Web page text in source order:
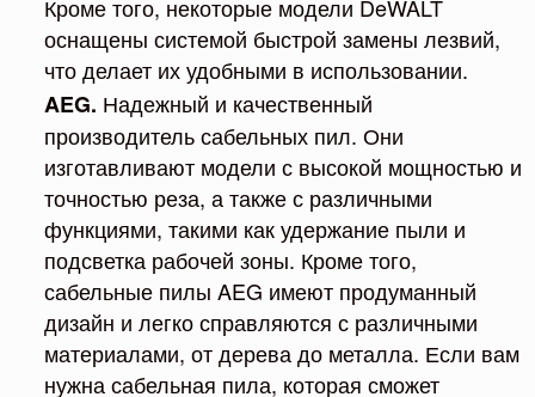
Кроме того, некоторые модели DeWALT
оснащены системой быстрой замены лезвий,
что делает их удобными в использовании.
AEG. Надежный и качественный
производитель сабельных пил. Они
изготавливают модели с высокой мощностью и
точностью реза, а также с различными
функциями, такими как удержание пыли и
подсветка рабочей зоны. Кроме того,
сабельные пилы AEG имеют продуманный
дизайн и легко справляются с различными
материалами, от дерева до металла. Если вам
нужна сабельная пила, которая сможет